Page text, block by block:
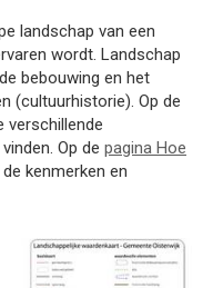
landschap van een
wordt. Landschap
bebouwing en het
(cultuurhistorie). Op de
verschillende
Op de pagina Hoe
kenmerken en